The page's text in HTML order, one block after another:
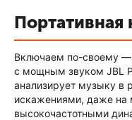
Включаем по-своему —
с мощным звуком JBL
анализирует музыку в
искажениями, даже на
высокочастотными